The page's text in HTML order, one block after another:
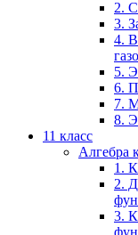
2.
3.
4.
5.
6.
7.
8.
11 класс
Алгебра
1.
2.
3.